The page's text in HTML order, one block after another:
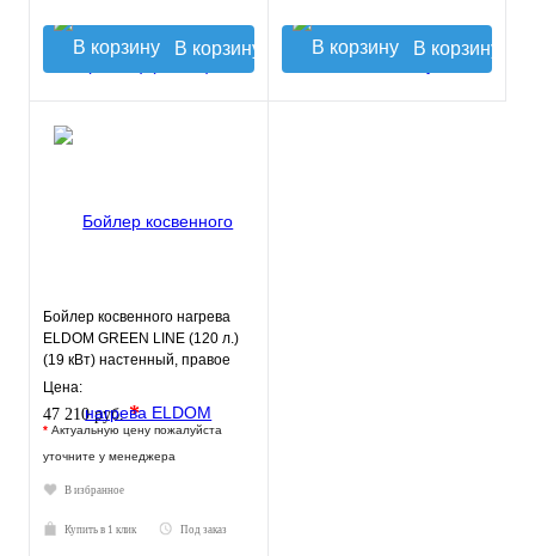
В корзину В корзину
Бойлер косвенного нагрева
ELDOM GREEN LINE (120 л.)
(19 кВт) настенный, правое
подключ
Цена:
47 210 руб.*
* Актуальную цену пожалуйста
уточните у менеджера
В избранное
Купить в 1 клик Под заказ